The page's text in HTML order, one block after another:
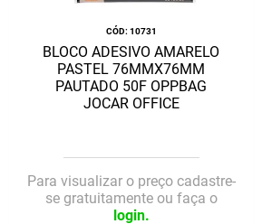
:10731
BLOCO ADESIVO AMARELO
PASTEL 76MMX76MM
PAUTADO 50F OPPBAG
JOCAR OFFICE
Para visualizar o preço cadastre-
se gratuitamente ou faça o
login.